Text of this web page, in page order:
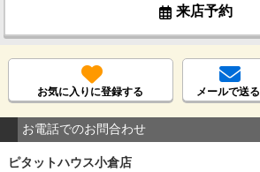
来店予約
お気に入りに登録する メールで送る
お電話でのお問合わせ
ピタットハウス小倉店